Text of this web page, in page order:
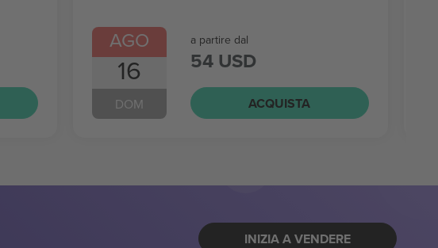
AGO
16
DOM
a partire dal
54 USD
ACQUISTA
INIZIA A VENDERE